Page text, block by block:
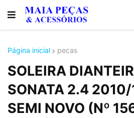
Página inicial pecas
SOLEIRA
SONATA 2.4 2010/
SEMI NOVO (Nº